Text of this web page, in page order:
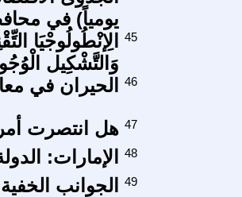
يومياً) في
الِإنْطُولُوجْيَا
وَالتَّشْكِيل
45
الحيران في 46
هل انتصرت 47
الإمارات: 48
الجوانب 49